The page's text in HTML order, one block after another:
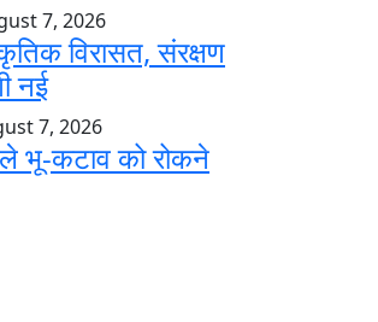
7, 2026
विरासत, संरक्षण
नई
7, 2026
भू-कटाव को रोकने